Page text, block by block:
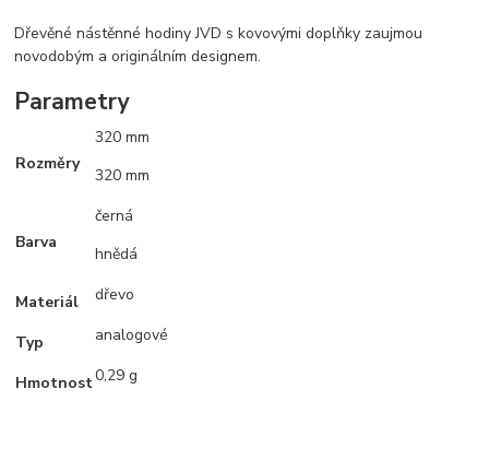
Dřevěné nástěnné hodiny JVD s kovovými doplňky zaujmou
novodobým a originálním designem.
Parametry
Rozměry
320 mm
320 mm
Barva
černá
hnědá
Materiál dřevo
Typ analogové
Hmotnost0,29 g